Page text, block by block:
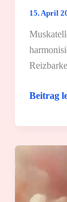
15. April
und
Beitrag